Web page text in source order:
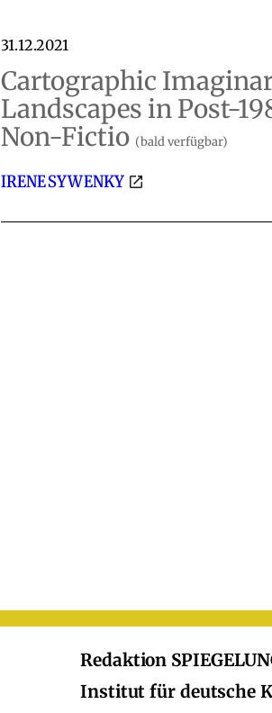
31.12.2021
Cartographic
Landscapes in Post-
Non-Fictio (bald verfügbar)
IRENE SYWENKY
Redaktion
Institut für deutsche